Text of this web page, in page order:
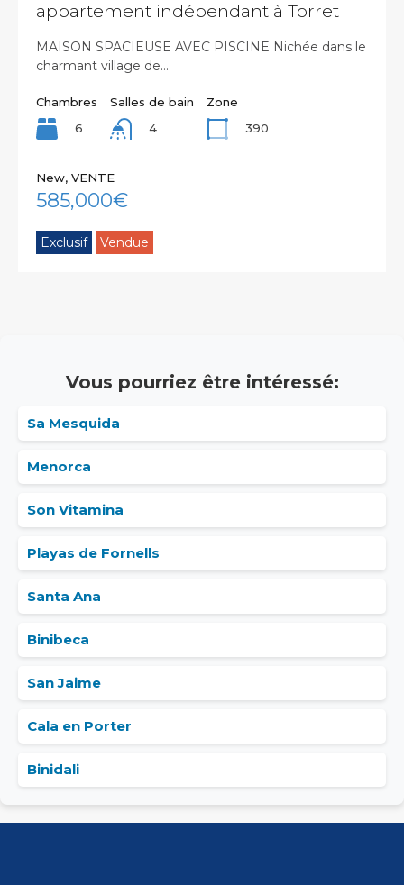
appartement indépendant à Torret
MAISON SPACIEUSE AVEC PISCINE Nichée dans le
charmant village de…
Chambres
6
Salles de bain
4
Zone
390
New, VENTE
585,000€
Exclusif Vendue
Vous pourriez être intéressé:
Sa Mesquida
Menorca
Son Vitamina
Playas de Fornells
Santa Ana
Binibeca
San Jaime
Cala en Porter
Binidali